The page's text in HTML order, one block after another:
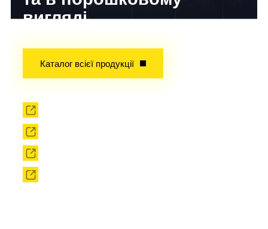
вигляді
Каталог всієї продукції